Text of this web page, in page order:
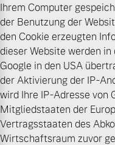
Ihrem Computer
der Benutzung der
den Cookie erzeugten
dieser Website werden in
Google in den USA
der Aktivierung der IP-
wird Ihre IP-Adresse von
Mitgliedstaaten der
Vertragsstaaten des
Wirtschaftsraum zuvor